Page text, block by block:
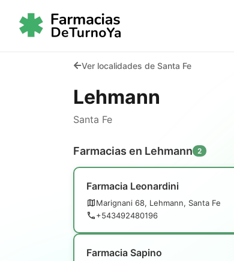
Ver localidades de Santa Fe
Lehmann
Santa Fe
Farmacias en Lehmann 2
Farmacia Leonardini
Marignani 68, Lehmann, Santa Fe
+543492480196
Farmacia Sapino